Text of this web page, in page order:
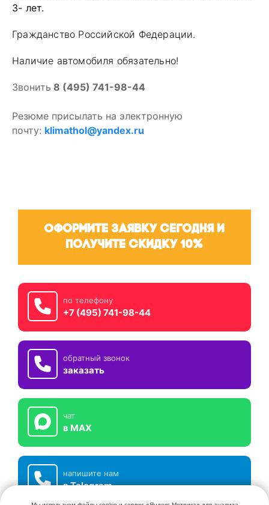
3- лет.
Гражданство Российской Федерации.
Наличие автомобиля обязательно!
Звонить 8 (495) 741-98-44
Резюме присылать на электронную
почту: klimathol@yandex.ru
Оформите заявку сегодня и
получите скидку 10%
по телефону
+7 (495) 741-98-44
обратный звонок
заказать
чат
в MAX
напишите нам
в Telegram